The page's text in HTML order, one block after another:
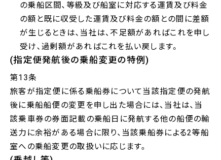
の乗船区間､等級及び船室に対応する運賃及び料金
の額と既に収受した運賃及び料金の額との間に差額
が生じるときは､当社は､不足額があればこれを申し
受け､過剰額があればこれを払い戻します｡
(指定便発航後の乗船変更の特例)
第13条
旅客が指定便に係る乗船券について当該指定便の発航
後に乗船船便の変更を申し出た場合には､当社は､当
該乗車券の券面記載の乗船日に発航する他の船便の輸
送力に余裕がある場合に限り､当該乗船券による2等船
室への乗船変更の取扱いに応じます｡